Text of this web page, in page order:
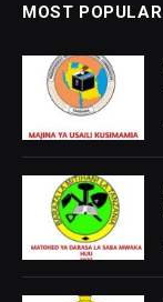
MOST POPULAR